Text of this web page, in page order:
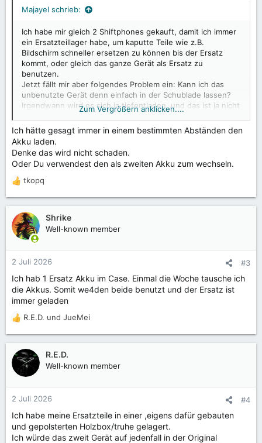
Majayel schrieb:
Ich habe mir gleich 2 Shiftphones gekauft, damit ich immer
ein Ersatzteillager habe, um kaputte Teile wie z.B.
Bildschirm schneller ersetzen zu können bis der Ersatz
kommt, oder gleich das ganze Gerät als Ersatz zu
benutzen.
Jetzt fällt mir aber folgendes Problem ein: Kann ich das
unbenutzte Gerät denn einfach in der Schublade lassen?
Irgendwann wird es sich ja tiefentladen, und das ist ja nicht
so gesund. Kann ich das verhindern, indem ich den Akku
rausnehme? Und was gibt es sonst noch zu beachten?
Zum Vergrößern anklicken....
Ich hätte gesagt immer in einem bestimmten Abständen den
Akku laden.
Denke das wird nicht schaden.
Oder Du verwendest den als zweiten Akku zum wechseln.
R
e
a
k
t
o
n
n
:
tkopq
Shrike
Well-known member
2 Juli 2026 #3
Ich hab 1 Ersatz Akku im Case. Einmal die Woche tausche ich
die Akkus. Somit we4den beide benutzt und der Ersatz ist
immer geladen
R
e
a
k
t
o
n
n
:
R.E.D. und JueMei
R.E.D.
Well-known member
2 Juli 2026 #4
Ich habe meine Ersatzteile in einer ,eigens dafür gebauten
und gepolsterten Holzbox/truhe gelagert.
Ich würde das zweit Gerät auf jedenfall in der Original